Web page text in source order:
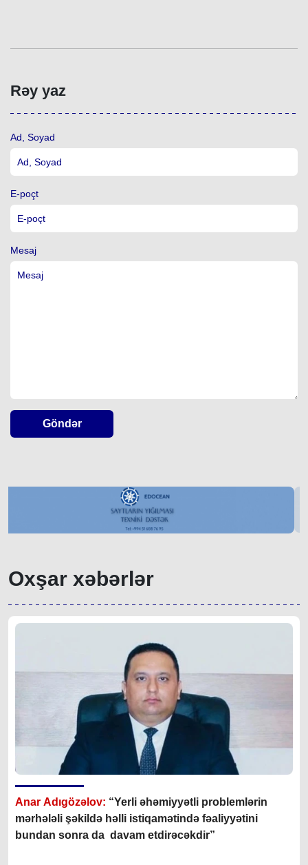
Rəy yaz
Ad, Soyad
E-poçt
Mesaj
Göndər
Oxşar xəbərlər
Anar Adıgözəlov: “Yerli əhəmiyyətli problemlərin
mərhələli şəkildə həlli istiqamətində fəaliyyətini
bundan sonra da davam etdirəcəkdir”